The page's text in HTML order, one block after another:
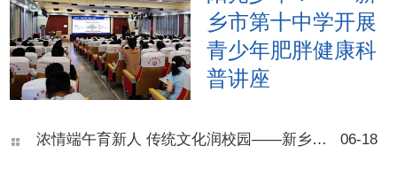
乡市第十中学开展
青少年肥胖健康科
普讲座
胖专题健康讲座，本次活动面
浓情端午育新人 传统文化润校园——新乡市第十中学“我们的节日·端午节”主题活动 06-18